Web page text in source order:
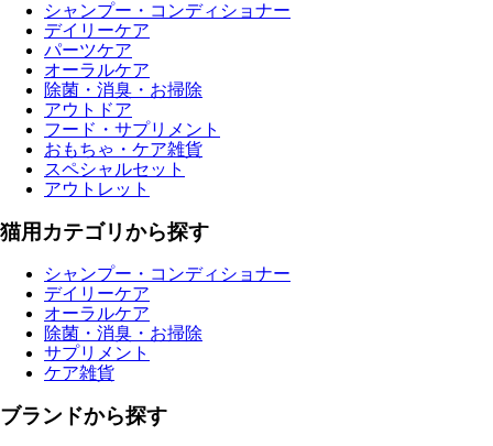
シャンプー・コンディショナー
デイリーケア
パーツケア
オーラルケア
除菌・消臭・お掃除
アウトドア
フード・サプリメント
おもちゃ・ケア雑貨
スペシャルセット
アウトレット
猫用カテゴリから探す
シャンプー・コンディショナー
デイリーケア
オーラルケア
除菌・消臭・お掃除
サプリメント
ケア雑貨
ブランドから探す